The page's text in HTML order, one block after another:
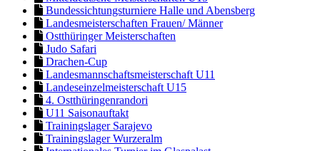
Bundessichtungsturniere Halle und Abensberg
Landesmeisterschaften Frauen/ Männer
Ostthüringer Meisterschaften
Judo Safari
Drachen-Cup
Landesmannschaftsmeisterschaft U11
Landeseinzelmeisterschaft U15
4. Ostthüringenrandori
U11 Saisonauftakt
Trainingslager Sarajevo
Trainingslager Wurzeralm